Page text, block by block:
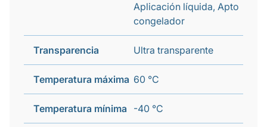
Aplicación líquida, Apto
congelador
Transparencia Ultra transparente
Temperatura máxima 60 °C
Temperatura mínima -40 °C